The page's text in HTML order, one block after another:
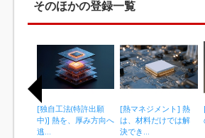
そのほかの登録一覧
[独自工法(特許出願
中)] 熱を、厚み方向へ
逃...
[熱マネジメント] 熱
は、材料だけでは解
決でき...